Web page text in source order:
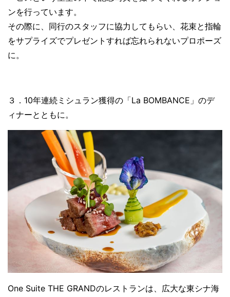
ンを行っています。
その際に、同行のスタッフに協力してもらい、花束と指輪
をサプライズでプレゼントすれば忘れられないプロポーズ
に。
３．10年連続ミシュラン獲得の「La BOMBANCE」のデ
ィナーとともに。
One Suite THE GRANDのレストランは、広大な東シナ海